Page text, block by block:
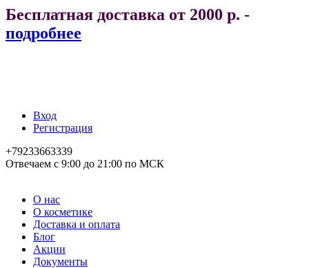
Бесплатная доставка от 2000 р. -
подробнее
Вход
Регистрация
+79233663339
Отвечаем с 9:00 до 21:00 по МСК
О нас
О косметике
Доставка и оплата
Блог
Акции
Документы